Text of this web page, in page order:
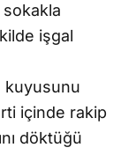
sokakla
işgal
kuyusunu
içinde rakip
döktüğü